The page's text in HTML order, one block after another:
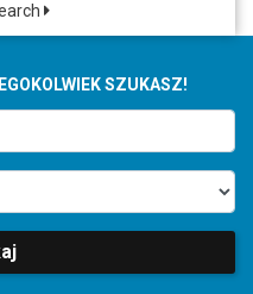
SZUKASZ!